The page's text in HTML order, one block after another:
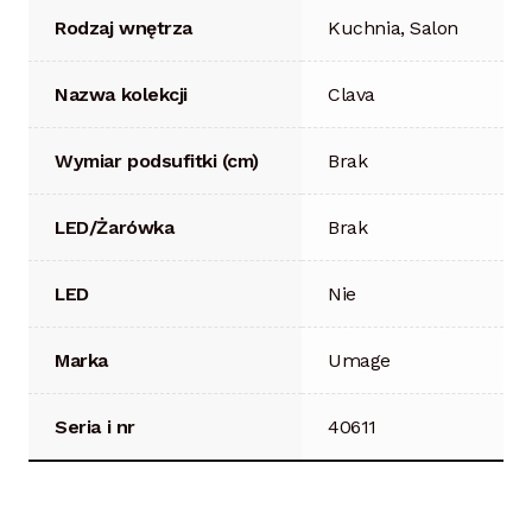
Rodzaj wnętrza Kuchnia, Salon
Nazwa kolekcji Clava
Wymiar podsufitki (cm) Brak
LED/Żarówka Brak
LED Nie
Marka Umage
Seria i nr 40611